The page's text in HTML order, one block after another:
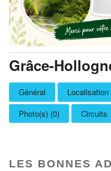
Grâce-
Général Localisation
Photo(s) (0)
Circuits
LES BONNES